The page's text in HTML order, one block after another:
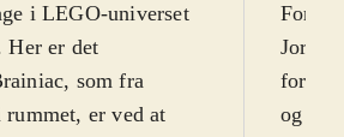
i LEGO-universet
Her er det
som fra
er ved at
For at
og slå